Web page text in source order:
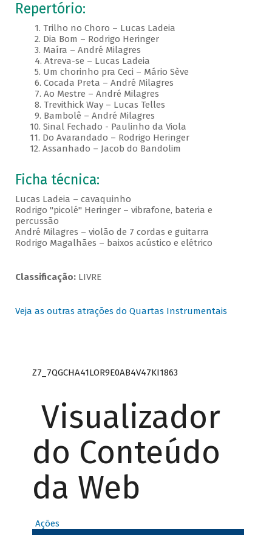
Repertório:
1. Trilho no Choro – Lucas Ladeia
2. Dia Bom – Rodrigo Heringer
3. Maíra – André Milagres
4. Atreva-se – Lucas Ladeia
5. Um chorinho pra Ceci – Mário Sève
6. Cocada Preta – André Milagres
7. Ao Mestre – André Milagres
8. Trevithick Way – Lucas Telles
9. Bambolê – André Milagres
10. Sinal Fechado - Paulinho da Viola
11. Do Avarandado – Rodrigo Heringer
12. Assanhado – Jacob do Bandolim
Ficha técnica:
Lucas Ladeia – cavaquinho
Rodrigo "picolé" Heringer – vibrafone, bateria e
percussão
André Milagres – violão de 7 cordas e guitarra
Rodrigo Magalhães – baixos acústico e elétrico
Classificação:LIVRE
Veja as outras atrações do Quartas Instrumentais
Z7_7QGCHA41LOR9E0AB4V47KI1863
Visualizador
do Conteúdo
da Web
Ações